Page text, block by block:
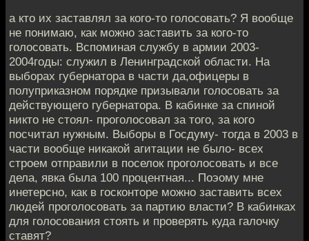
а кто их заставлял за кого-то голосовать? Я вообще
не понимаю, как можно заставить за кого-то
голосовать. Вспоминая службу в армии 2003-
2004годы: служил в Ленинградской области. На
выборах губернатора в части да,офицеры в
полуприказном порядке призывали голосовать за
действующего губернатора. В кабинке за спиной
никто не стоял- проголосовал за того, за кого
посчитал нужным. Выборы в Госдуму- тогда в 2003 в
части вообще никакой агитации не было- всех
строем отправили в поселок проголосовать и все
дела, явка была 100 процентная... Поэому мне
инетерсно, как в госконторе можно заставить всех
людей проголосовать за партию власти? В кабинках
для голосования стоять и проверять куда галочку
ставят?